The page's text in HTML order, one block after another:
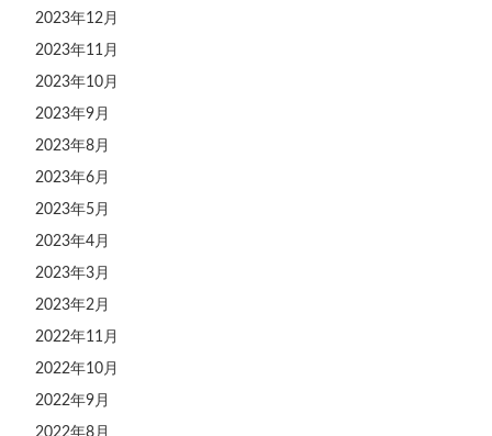
2023年12月
2023年11月
2023年10月
2023年9月
2023年8月
2023年6月
2023年5月
2023年4月
2023年3月
2023年2月
2022年11月
2022年10月
2022年9月
2022年8月